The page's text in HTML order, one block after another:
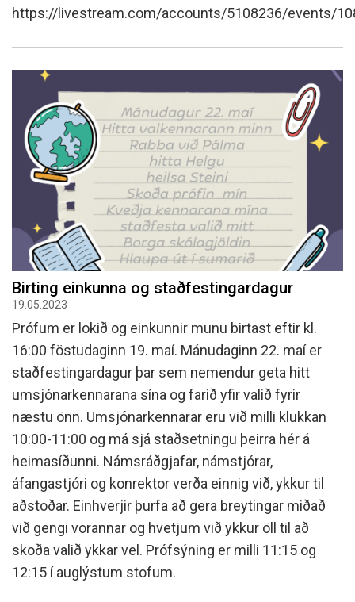
https://livestream.com/accounts/5108236/events/
Birting einkunna og staðfestingardagur
19.05.2023
Prófum er lokið og einkunnir munu birtast eftir kl.
16:00 föstudaginn 19. maí. Mánudaginn 22. maí er
staðfestingardagur þar sem nemendur geta hitt
umsjónarkennarana sína og farið yfir valið fyrir
næstu önn. Umsjónarkennarar eru við milli klukkan
10:00-11:00 og má sjá staðsetningu þeirra hér á
heimasíðunni. Námsráðgjafar, námstjórar,
áfangastjóri og konrektor verða einnig við, ykkur til
aðstoðar. Einhverjir þurfa að gera breytingar miðað
við gengi vorannar og hvetjum við ykkur öll til að
skoða valið ykkar vel. Prófsýning er milli 11:15 og
12:15 í auglýstum stofum.